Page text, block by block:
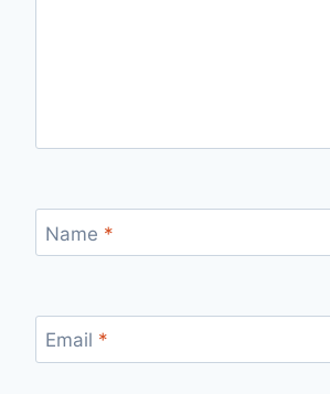
Name *
Email *